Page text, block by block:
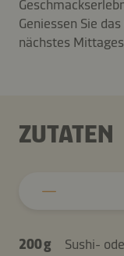
Geniessen Sie
nächstes
ZUTATEN
200 g
Sushi-